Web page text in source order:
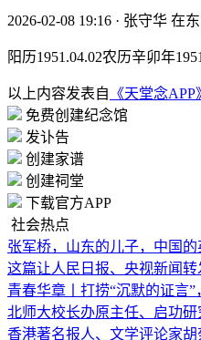
2026-02-08 19:16 · 张守华 在
阳历1951.04.02农历辛卯年
以上内容发表自 《天堂念APP
免费创建纪念馆
发讣告
创建家谱
创建祠堂
下载官方APP
社会热点
张军桥，山东的儿子，中国的
这篇让人民日报、央视新闻
青春华章丨打捞“沉默的证言
北师大校长办原主任、启功
香港著名报人、文学评论家